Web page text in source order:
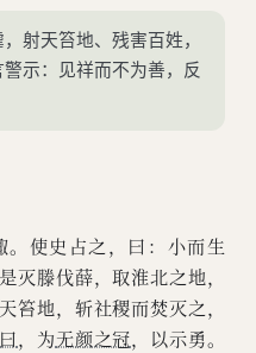
射天笞地、残害百姓，
示：见祥而不为善，反
使史占之，曰：小而生
灭滕伐薛，取淮北之地，
笞地，斩社稷而焚灭之，
曰，为无颜之冠，以示勇。